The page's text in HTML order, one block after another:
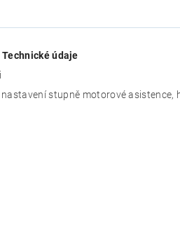
Technické údaje
stupně motorové